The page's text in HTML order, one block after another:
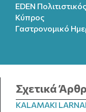
EDEN
Κύπρος
Γαστρονομικό
Σχετικά
KALAMAKI